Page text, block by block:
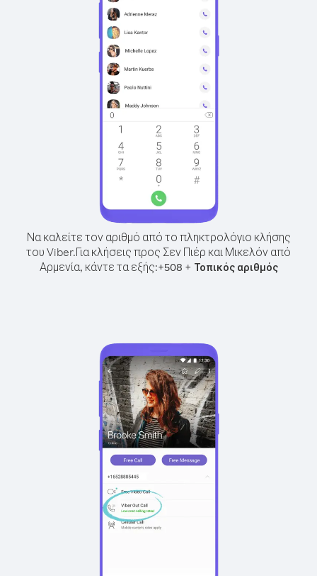
Να καλείτε τον αριθμό από το πληκτρολόγιο κλήσης
του Viber.Για κλήσεις προς Σεν Πιέρ και Μικελόν από
Αρμενία, κάντε τα εξής:+508 + Τοπικός αριθμός